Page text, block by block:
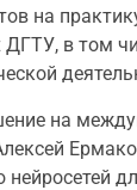
на
в том
на